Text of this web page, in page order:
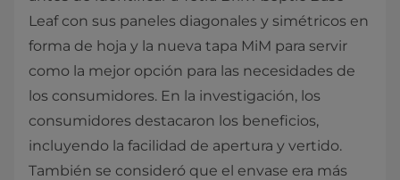
Leaf con sus paneles diagonales y simétricos en
forma de hoja y la nueva tapa MiM para servir
como la mejor opción para las necesidades de
los consumidores. En la investigación, los
consumidores destacaron los beneficios,
incluyendo la facilidad de apertura y vertido.
También se consideró que el envase era más